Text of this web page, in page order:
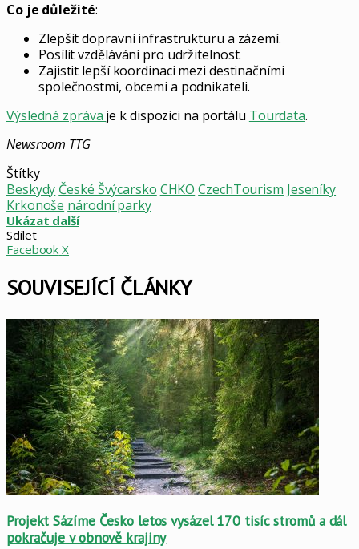
Co je důležité:
Zlepšit dopravní infrastrukturu a zázemí.
Posílit vzdělávání pro udržitelnost.
Zajistit lepší koordinaci mezi destinačními
společnostmi, obcemi a podnikateli.
Výsledná zpráva je k dispozici na portálu Tourdata.
Newsroom TTG
Štítky
Beskydy České Švýcarsko CHKO CzechTourism Jeseníky
Krkonoše národní parky
Ukázat další
Sdílet
Facebook X
SOUVISEJÍCÍ ČLÁNKY
Projekt Sázíme Česko letos vysázel 170 tisíc stromů a dál
pokračuje v obnově krajiny